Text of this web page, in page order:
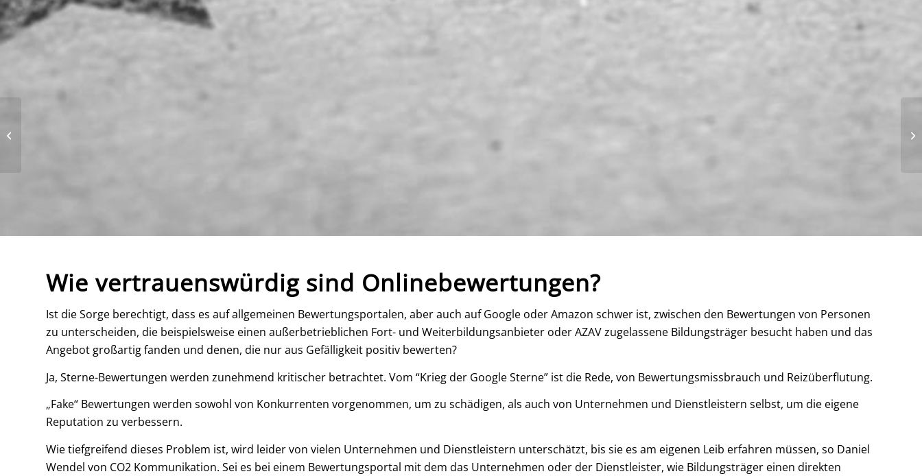
Wie vertrauenswürdig sind Onlinebewertungen?
Ist die Sorge berechtigt, dass es auf allgemeinen Bewertungsportalen, aber auch auf Google oder Amazon schwer ist, zwischen den Bewertungen von Personen
zu unterscheiden, die beispielsweise einen außerbetrieblichen Fort- und Weiterbildungsanbieter oder AZAV zugelassene Bildungsträger besucht haben und das
Angebot großartig fanden und denen, die nur aus Gefälligkeit positiv bewerten?
Ja, Sterne-Bewertungen werden zunehmend kritischer betrachtet. Vom “Krieg der Google Sterne” ist die Rede, von Bewertungsmissbrauch und Reizüberflutung.
„Fake“ Bewertungen werden sowohl von Konkurrenten vorgenommen, um zu schädigen, als auch von Unternehmen und Dienstleistern selbst, um die eigene
Reputation zu verbessern.
Wie tiefgreifend dieses Problem ist, wird leider von vielen Unternehmen und Dienstleistern unterschätzt, bis sie es am eigenen Leib erfahren müssen, so Daniel
Wendel von CO2 Kommunikation. Sei es bei einem Bewertungsportal mit dem das Unternehmen oder der Dienstleister, wie Bildungsträger einen direkten